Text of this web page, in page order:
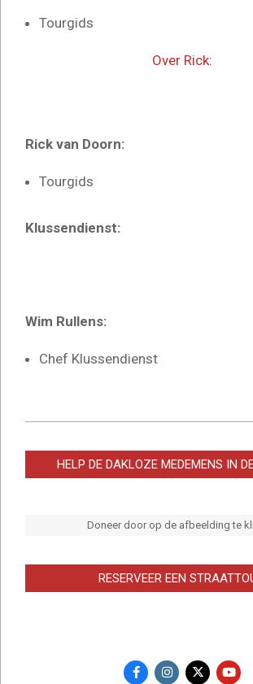
Tourgids
Over Rick:
Rick van Doorn:
Tourgids
Klussendienst:
Wim Rullens:
Chef Klussendienst
01-
HELP DE DAKLOZE MEDEMENS IN
Doneer door op de afbeelding te
RESERVEER EEN